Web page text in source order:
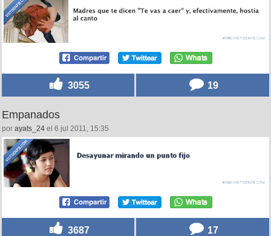
3055 19
Empanados
por ayats_24 el 6 jul 2011, 15:35
3687 17